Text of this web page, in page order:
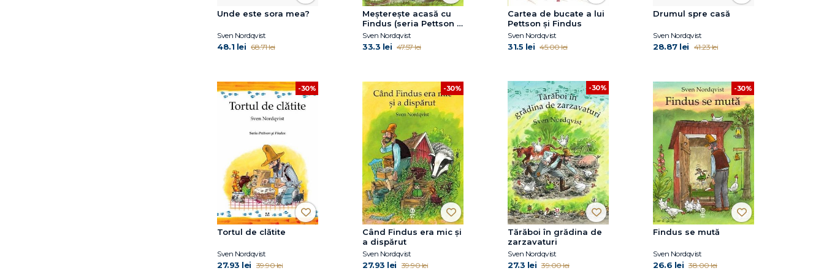
Unde este sora mea?
Sven Nordqvist
48.1 lei 68.71 lei
Meșterește acasă cu
Findus (seria Pettson și
Findus)
Sven Nordqvist
33.3 lei 47.57 lei
Cartea de bucate a lui
Pettson și Findus
Sven Nordqvist
31.5 lei 45.00 lei
Drumul spre casă
Sven Nordqvist
28.87 lei 41.23 lei
-30%
Tortul de clătite
Sven Nordqvist
27.93 lei 39.90 lei
-30%
Când Findus era mic și
a dispărut
Sven Nordqvist
27.93 lei 39.90 lei
-30%
Tărăboi în grădina de
zarzavaturi
Sven Nordqvist
27.3 lei 39.00 lei
-30%
Findus se mută
Sven Nordqvist
26.6 lei 38.00 lei